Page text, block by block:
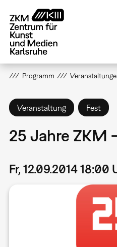
zum
Inhalt
Programm
Veranstaltung Fest
25 Jahre ZKM
Fr, 12.09.2014 18:00